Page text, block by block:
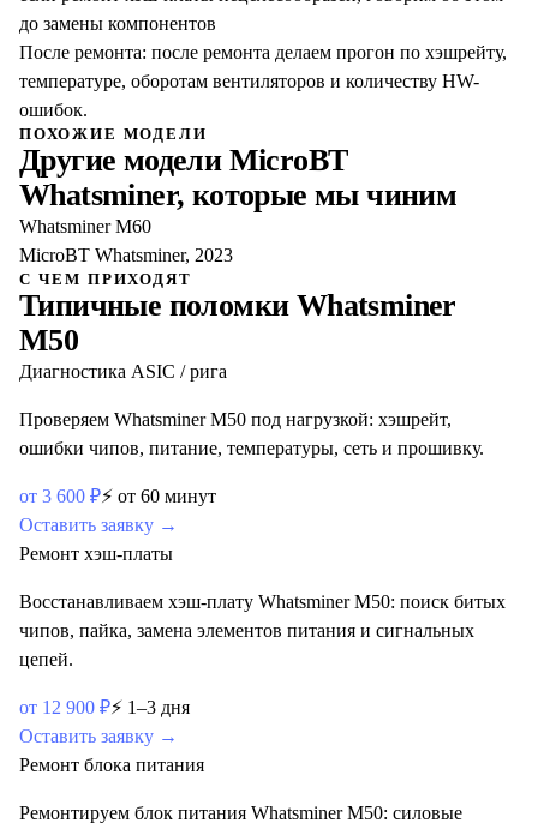
до замены компонентов
После ремонта: после ремонта делаем прогон по хэшрейту,
температуре, оборотам вентиляторов и количеству HW-
ошибок.
ПОХОЖИЕ МОДЕЛИ
Другие модели MicroBT
Whatsminer, которые мы чиним
Whatsminer M60
MicroBT Whatsminer, 2023
С ЧЕМ ПРИХОДЯТ
Типичные поломки Whatsminer
M50
Диагностика ASIC / рига
Проверяем Whatsminer M50 под нагрузкой: хэшрейт,
ошибки чипов, питание, температуры, сеть и прошивку.
от 3 600 ₽⚡ от 60 минут
Оставить заявку →
Ремонт хэш-платы
Восстанавливаем хэш-плату Whatsminer M50: поиск битых
чипов, пайка, замена элементов питания и сигнальных
цепей.
от 12 900 ₽⚡ 1–3 дня
Оставить заявку →
Ремонт блока питания
Ремонтируем блок питания Whatsminer M50: силовые